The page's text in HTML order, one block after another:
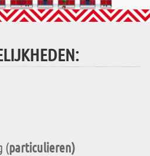
(particulieren)